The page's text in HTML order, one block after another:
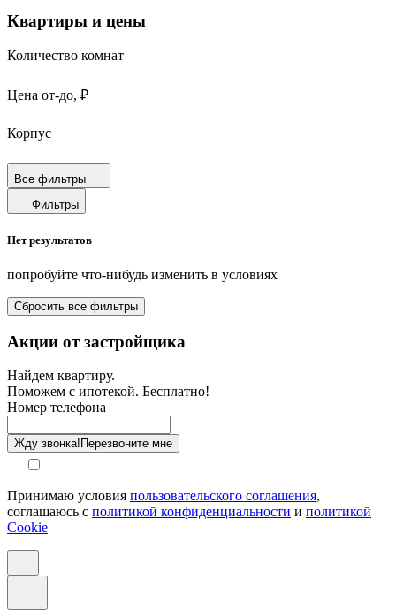
Квартиры и цены
Количество комнат
Цена от-до, ₽
Корпус
Срок сдачи
Площадь от-до, м²
Площадь кухни от-до, м²
Площадь балкона от-до, м²
Санузел
Этаж
Способ оплаты
Все фильтры
Фильтры
Нет результатов
попробуйте что-нибудь изменить в условиях
Сбросить все фильтры
Акции от застройщика
Найдем квартиру.
Поможем с ипотекой. Бесплатно!
Номер телефона
Жду звонка! Перезвоните мне
Принимаю условия пользовательского соглашения,
соглашаюсь с политикой конфиденциальности и политикой
Cookie